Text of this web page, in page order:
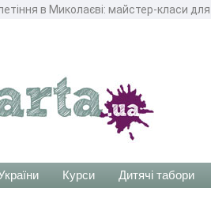
в Миколаєві: майстер-класи
Курси Дитячі табори